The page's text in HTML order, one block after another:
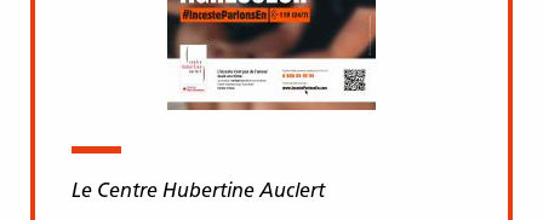
Le Centre Hubertine Auclert